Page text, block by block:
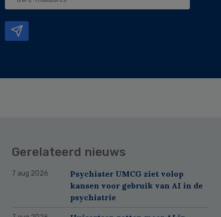
Gerelateerd nieuws
7 aug 2026
Psychiater UMCG ziet volop
kansen voor gebruik van AI in de
psychiatrie